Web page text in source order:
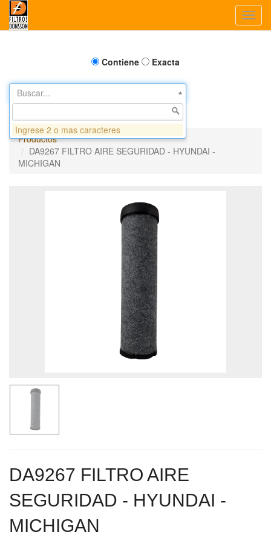
Contiene Exacta
Buscar...
Productos
DA9267 FILTRO AIRE SEGURIDAD - HYUNDAI -
MICHIGAN
DA9267 FILTRO AIRE
SEGURIDAD - HYUNDAI -
MICHIGAN
Ingrese 2 o mas caracteres